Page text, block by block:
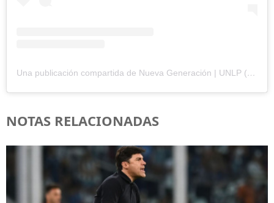
Una publicación compartida de Nueva Generación | UNLP (@nuevageneracion.perio)
NOTAS RELACIONADAS